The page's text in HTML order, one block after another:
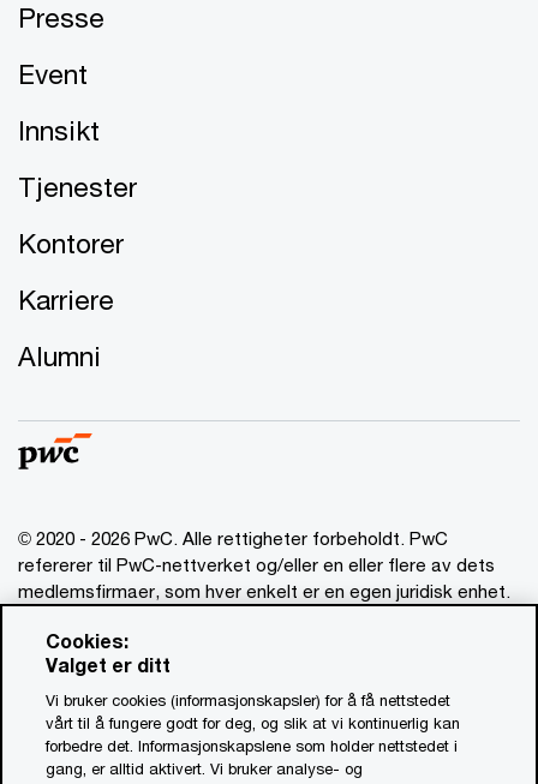
Presse
Event
Innsikt
Tjenester
Kontorer
Karriere
Alumni
© 2020 - 2026 PwC. Alle rettigheter forbeholdt. PwC
refererer til PwC-nettverket og/eller en eller flere av dets
medlemsfirmaer, som hver enkelt er en egen juridisk enhet.
Ansvarsbegrensning
Om utgiver
Standardvilkår
Cookies:
Valget er ditt
Vi bruker cookies (informasjonskapsler) for å få nettstedet
vårt til å fungere godt for deg, og slik at vi kontinuerlig kan
forbedre det. Informasjonskapslene som holder nettstedet i
gang, er alltid aktivert. Vi bruker analyse- og